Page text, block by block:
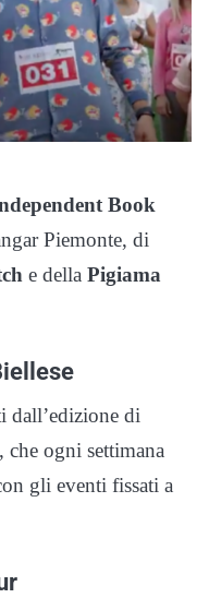
Book
Piemonte, di
e della Pigiama
dall’edizione di
, che ogni settimana
gli eventi fissati a